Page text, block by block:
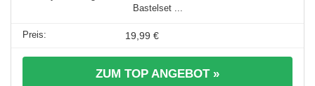
Bastelset ...
19,99 €
ZUM TOP ANGEBOT »